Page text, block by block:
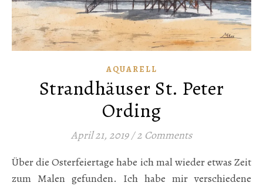
AQUARELL
Strandhäuser St. Peter
Ording
April 21, 2019 / 2 Comments
Über die Osterfeiertage habe ich mal wieder etwas Zeit
zum Malen gefunden. Ich habe mir verschiedene